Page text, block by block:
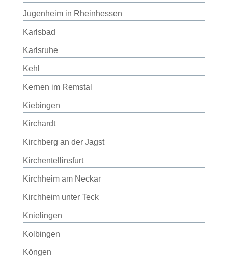
Jugenheim in Rheinhessen
Karlsbad
Karlsruhe
Kehl
Kernen im Remstal
Kiebingen
Kirchardt
Kirchberg an der Jagst
Kirchentellinsfurt
Kirchheim am Neckar
Kirchheim unter Teck
Knielingen
Kolbingen
Köngen